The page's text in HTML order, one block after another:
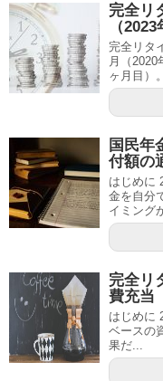
完全リ
（
完全リタ
月（
ヶ月目）
国民年
付額の
はじめに
金を自分
イミング
完全リ
費充当
はじめに
ベースの
果だ...